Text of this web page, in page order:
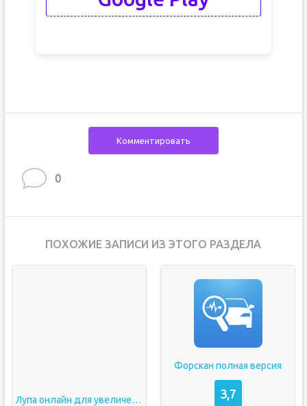
Комментировать
0
ПОХОЖИЕ ЗАПИСИ ИЗ ЭТОГО РАЗДЕЛА
Лупа онлайн для увеличения через камеру андроид
Форскан полная версия
3,7